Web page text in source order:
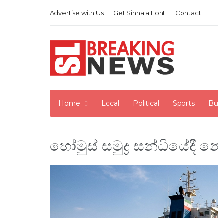
Advertise with Us Get Sinhala Font Contact
Home Local Political Sports
හෝමුස් සමුද්‍ර සන්ධියේදී